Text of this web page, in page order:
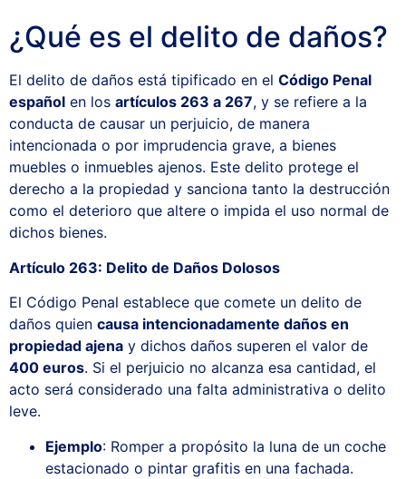
¿Qué es el delito de daños?
El delito de daños está tipificado en el Código Penal
español en los artículos 263 a 267, y se refiere a la
conducta de causar un perjuicio, de manera
intencionada o por imprudencia grave, a bienes
muebles o inmuebles ajenos. Este delito protege el
derecho a la propiedad y sanciona tanto la destrucción
como el deterioro que altere o impida el uso normal de
dichos bienes.
Artículo 263: Delito de Daños Dolosos
El Código Penal establece que comete un delito de
daños quien causa intencionadamente daños en
propiedad ajena y dichos daños superen el valor de
400 euros. Si el perjuicio no alcanza esa cantidad, el
acto será considerado una falta administrativa o delito
leve.
Ejemplo: Romper a propósito la luna de un coche
estacionado o pintar grafitis en una fachada.